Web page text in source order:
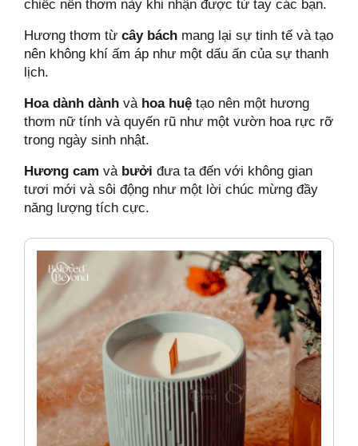
chiếc nến thơm này khi nhận được từ tay các bạn.
Hương thơm từ cây bách mang lại sự tinh tế và tạo
nên không khí ấm áp như một dấu ấn của sự thanh
lịch.
Hoa dành dành và hoa huệ tạo nên một hương
thơm nữ tính và quyến rũ như một vườn hoa rực rỡ
trong ngày sinh nhật.
Hương cam và bưởi đưa ta đến với không gian
tươi mới và sôi động như một lời chúc mừng đầy
năng lượng tích cực.